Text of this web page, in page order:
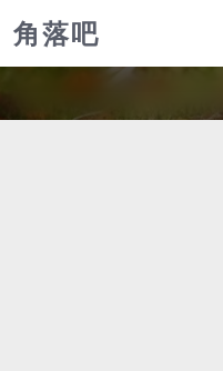
角落吧